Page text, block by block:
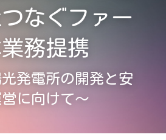
ト情報
なぐファー
務提携
発電所の開発と安
に向けて～